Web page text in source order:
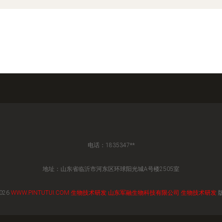
电话：1835347**
地址：山东省临沂市河东区环球阳光城A号楼2505室
WWW.PINTUTUI.COM 生物技术研发 山东军融生物科技有限公司 生物技术研发